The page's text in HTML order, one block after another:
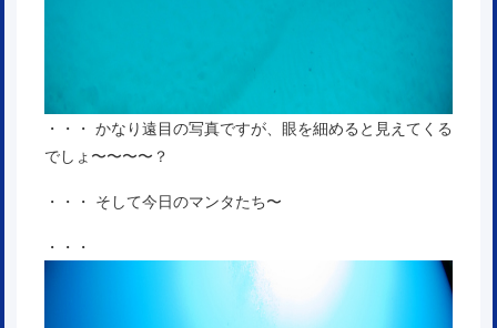
・・・ かなり遠目の写真ですが、眼を細めると見えてくる
でしょ〜〜〜〜？
・・・ そして今日のマンタたち〜
・・・